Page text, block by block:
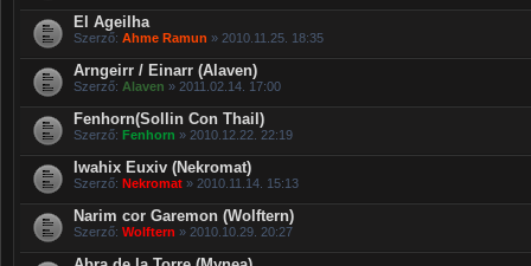
El Ageilha
Szerző: Ahme Ramun » 2010.11.25. 18:35
Arngeirr / Einarr (Alaven)
Szerző: Alaven » 2011.02.14. 17:00
Fenhorn(Sollin Con Thail)
Szerző: Fenhorn » 2010.12.22. 22:19
Iwahix Euxiv (Nekromat)
Szerző: Nekromat » 2010.11.14. 15:13
Narim cor Garemon (Wolftern)
Szerző: Wolftern » 2010.10.29. 20:27